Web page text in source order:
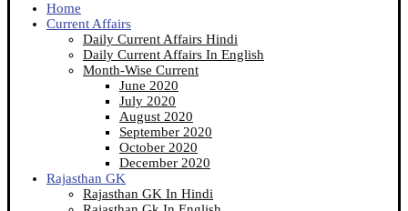
Home
Current Affairs
Daily Current Affairs Hindi
Daily Current Affairs In English
Month-Wise Current
June 2020
July 2020
August 2020
September 2020
October 2020
December 2020
Rajasthan GK
Rajasthan GK In Hindi